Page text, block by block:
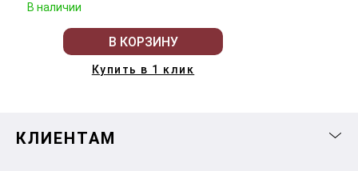
В наличии
В КОРЗИНУ
Купить в 1 клик
КЛИЕНТАМ